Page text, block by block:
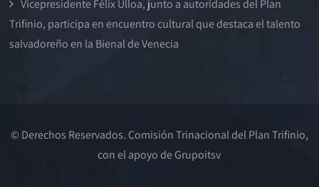
Vicepresidente Félix Ulloa, junto a autoridades del Plan
Trifinio, participa en encuentro cultural que destaca el talento
salvadoreño en la Bienal de Venecia
© Derechos Reservados. Comisión Trinacional del Plan Trifinio,
con el apoyo deGrupoitsv